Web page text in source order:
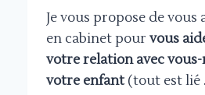
Je vous propose de vous
en cabinet pour vous
votre relation avec vous-
votre enfant(tout est lié